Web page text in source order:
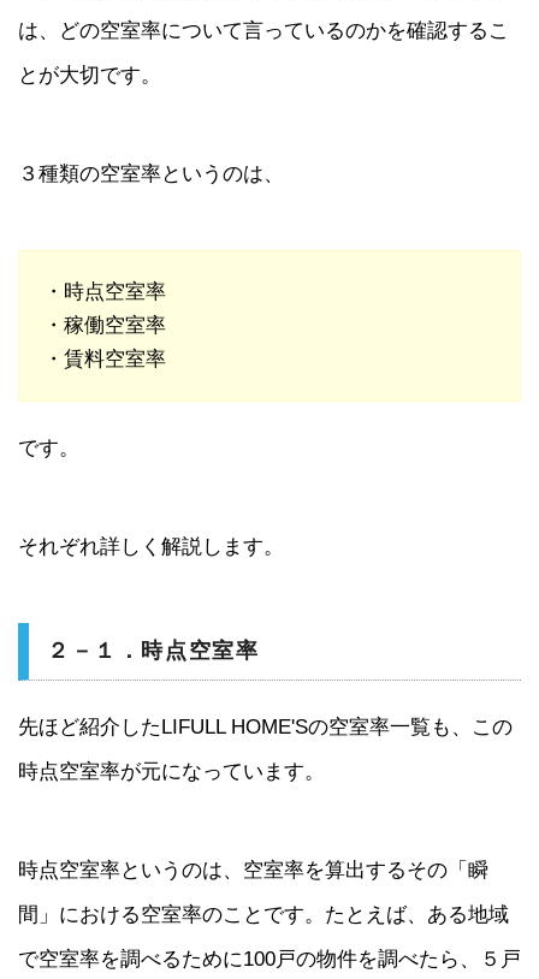
は、どの空室率について言っているのかを確認するこ
とが大切です。
３種類の空室率というのは、
・時点空室率
・稼働空室率
・賃料空室率
です。
それぞれ詳しく解説します。
２－１．時点空室率
先ほど紹介したLIFULL HOME'Sの空室率一覧も、この
時点空室率が元になっています。
時点空室率というのは、空室率を算出するその「瞬
間」における空室率のことです。たとえば、ある地域
で空室率を調べるために100戸の物件を調べたら、５戸